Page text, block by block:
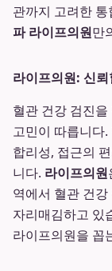
관까지 고려한
파 라이프의원만
라이프의원: 신
혈관 건강 검진
고민이 따릅니다
합리성, 접근의
니다. 라이프의원
역에서 혈관 건
자리매김하고 있
라이프의원을 꼽